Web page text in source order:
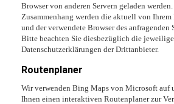
Browser von anderen Servern geladen
Zusammenhang werden die aktuell von Ihrem
und der verwendete Browser des anfragenden
Bitte beachten Sie diesbezüglich die
Datenschutzerklärungen der Drittanbieter.
Routenplaner
Wir verwenden Bing Maps von Microsoft auf
Ihnen einen interaktiven Routenplaner zur